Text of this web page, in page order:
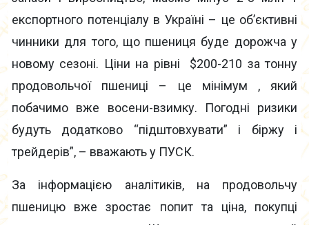
експортного потенціалу в Україні – це об’єктивні
чинники для того, що пшениця буде дорожча у
новому сезоні. Ціни на рівні $200-210 за тонну
продовольчої пшениці – це мінімум , який
побачимо вже восени-взимку. Погодні ризики
будуть додатково “підштовхувати” і біржу і
трейдерів”, – вважають у ПУСК.
За інформацією аналітиків, на продовольчу
пшеницю вже зростає попит та ціна, покупці